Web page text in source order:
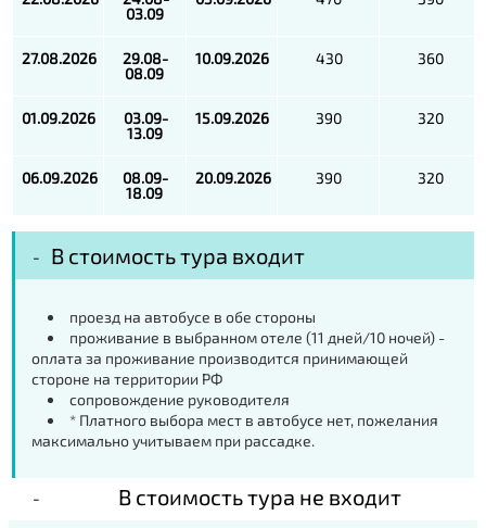
03.09
27.08.2026
29.08-
08.09
10.09.2026 430 360
01.09.2026
03.09-
13.09
15.09.2026 390 320
06.09.2026
08.09-
18.09
20.09.2026 390 320
В стоимость тура входит
проезд на автобусе в обе стороны
проживание в выбранном отеле (11 дней/10 ночей) -
оплата за проживание производится принимающей
стороне на территории РФ
сопровождение руководителя
* Платного выбора мест в автобусе нет, пожелания
максимально учитываем при рассадке.
В стоимость тура не входит